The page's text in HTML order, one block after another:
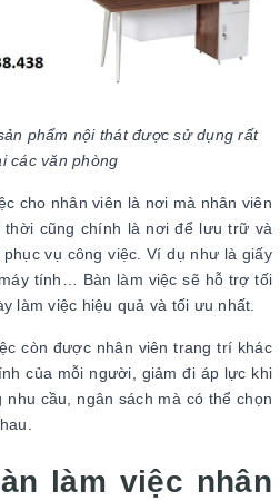
phẩm nội thát được sử dụng rất
các văn phòng
cho nhân viên là nơi mà nhân viên
thời cũng chính là nơi để lưu trữ và
vụ công việc. Ví dụ như là giấy
tính… Bàn làm việc sẽ hỗ trợ tối
làm việc hiệu quả và tối ưu nhất.
còn được nhân viên trang trí khác
của mỗi người, giảm đi áp lực khi
cầu, ngân sách mà có thể chọn
làm việc nhân